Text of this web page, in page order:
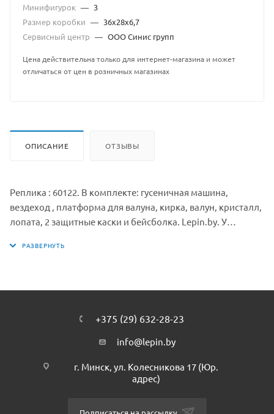
Минифигурок — 3
Размер коробки — 36x28x6,7
Сервисный центр — ООО Синис групп
Цена действительна только для интернет-магазина и может
отличаться от цен в розничных магазинах
ОПИСАНИЕ ОТЗЫВЫ
Реплика : 60122. В комплекте: гусеничная машина,
вездеход , платформа для валуна, кирка, валун, кристалл,
лопата, 2 защитные каски и бейсболка. Lepin.by. У
подвижный мощный отбойный молоток, расположенный
Размеры гусеничной машины: 11х19х11 см.
+375 (29) 632-28-23
info@lepin.by
г. Минск, ул. Колесникова 17 (Юр.
адрес)